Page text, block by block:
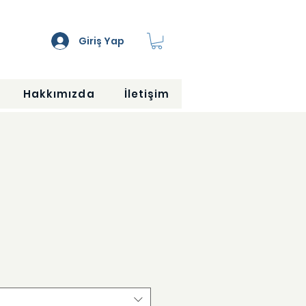
Giriş Yap
Hakkımızda İletişim